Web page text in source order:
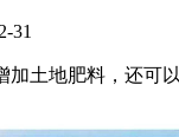
31
加土地肥料，还可